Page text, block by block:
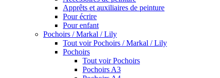
Apprêts et auxiliaires de peinture
Pour écrire
Pour enfant
Pochoirs / Markal / Lily
Tout voir Pochoirs / Markal / Lily
Pochoirs
Tout voir Pochoirs
Pochoirs A3